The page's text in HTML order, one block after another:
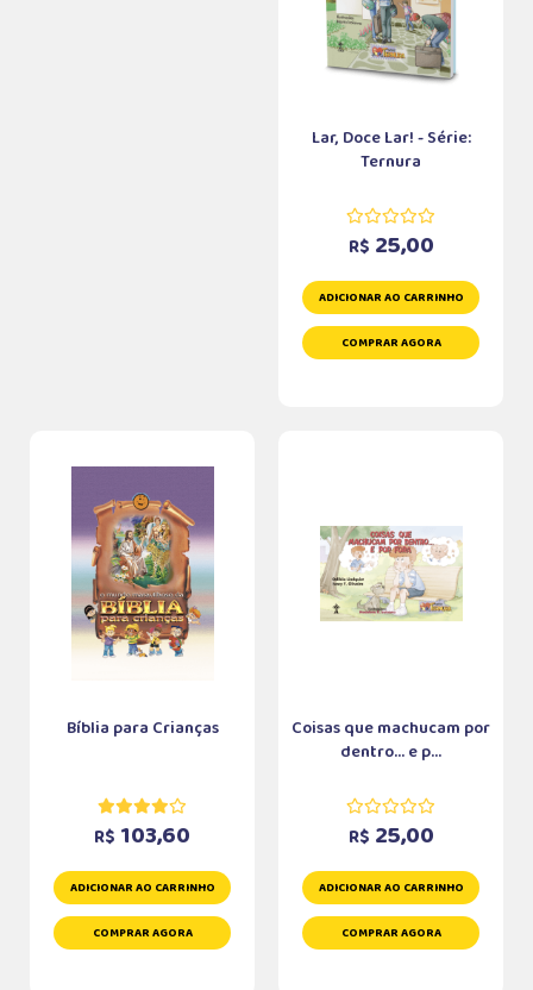
Lar, Doce Lar! - Série:
Ternura
R$ 25,00
ADICIONAR AO CARRINHO
COMPRAR AGORA
Bíblia para Crianças
R$ 103,60
ADICIONAR AO CARRINHO
COMPRAR AGORA
Coisas que machucam por
dentro... e p...
R$ 25,00
ADICIONAR AO CARRINHO
COMPRAR AGORA